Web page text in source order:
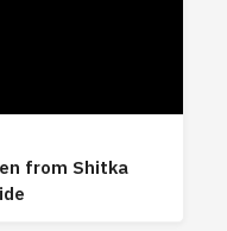
from Shitka